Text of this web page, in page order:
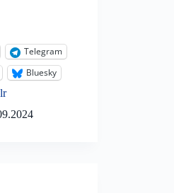
Telegram
Bluesky